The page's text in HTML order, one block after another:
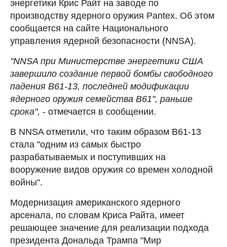
энергетики Крис Райт на заводе по
производству ядерного оружия Pantex. Об этом
сообщается на сайте Национального
управления ядерной безопасности (NNSA).
"NNSA при Министерстве энергетики США
завершило создание первой бомбы свободного
падения B61-13, последней модификации
ядерного оружия семейства B61", раньше
срока", - отмечается в сообщении.
В NNSA отметили, что таким образом B61-13
стала "одним из самых быстро
разрабатываемых и поступивших на
вооружение видов оружия со времен холодной
войны".
Модернизация американского ядерного
арсенала, по словам Криса Райта, имеет
решающее значение для реализации подхода
президента Дональда Трампа "Мир